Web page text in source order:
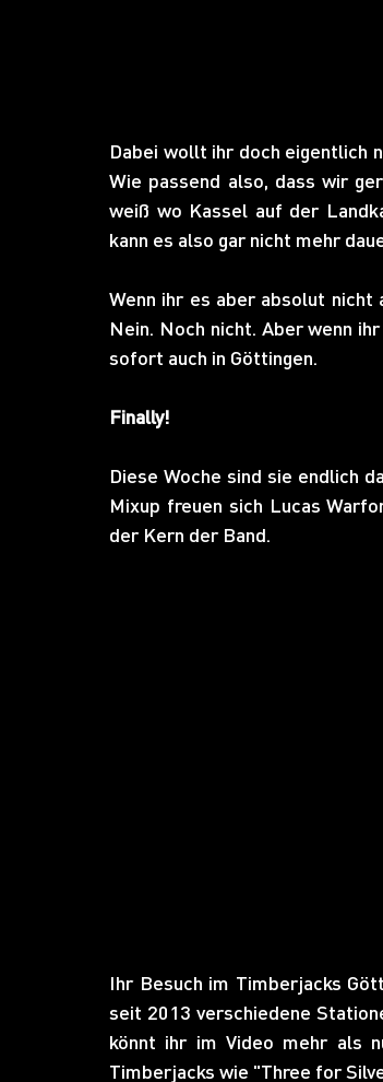
Dabei wollt ihr doch eigentlich
Wie passend also, dass wir
weiß wo Kassel auf der
kann es also gar nicht mehr
Wenn ihr es aber absolut nicht
Nein. Noch nicht. Aber wenn
sofort auch in Göttingen.
Finally!
Diese Woche sind sie endlich
Mixup freuen sich Lucas
der Kern der Band.
Ihr Besuch im Timberjacks
seit 2013 verschiedene
könnt ihr im Video mehr als
Timberjacks wie "Three for